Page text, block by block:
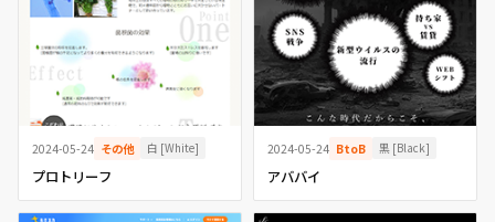
2024-05-24 その他 白 [White]
プロトリーフ
2024-05-24 BtoB 黒 [Black]
アババイ